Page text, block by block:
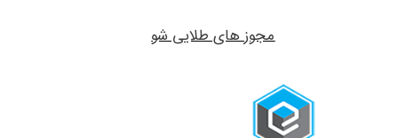
مجوز های طلایی شو